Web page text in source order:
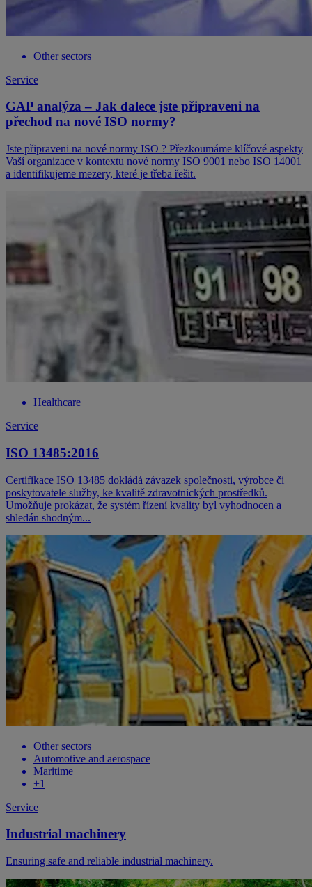
Other sectors
Service
GAP analýza – Jak dalece jste připraveni na
přechod na nové ISO normy?
Jste připraveni na nové normy ISO ? Přezkoumáme klíčové aspekty
Vaší organizace v kontextu nové normy ISO 9001 nebo ISO 14001
a identifikujeme mezery, které je třeba řešit.
Healthcare
Service
ISO 13485:2016
Certifikace ISO 13485 dokládá závazek společnosti, výrobce či
poskytovatele služby, ke kvalitě zdravotnických prostředků.
Umožňuje prokázat, že systém řízení kvality byl vyhodnocen a
shledán shodným...
Other sectors
Automotive and aerospace
Maritime
+1
Service
Industrial machinery
Ensuring safe and reliable industrial machinery.